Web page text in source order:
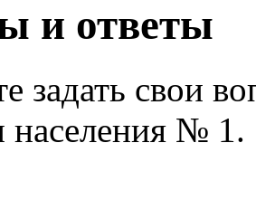
и ответы
задать свои
населения № 1.